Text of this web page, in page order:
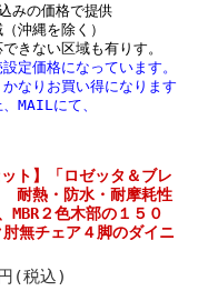
みの価格で提供
沖縄を除く）
きない区域も有りす。
定価格になっています。
なりお買い得になります
MAILにて、
ト】「ロゼッタ＆ブレ
耐熱・防水・耐摩耗性
MBR２色木部の１５０
無チェア４脚のダイニ
(税込)